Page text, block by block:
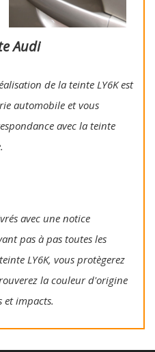
Audi
de la teinte LY6K est
automobile et vous
avec la teinte
avec une notice
pas à pas toutes les
LY6K, vous protègerez
la couleur d'origine
et impacts.